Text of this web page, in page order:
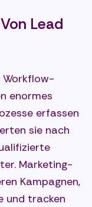
Lead
Workflow-
enormes
erfassen
sie nach
Marketing-
Kampagnen,
und tracken